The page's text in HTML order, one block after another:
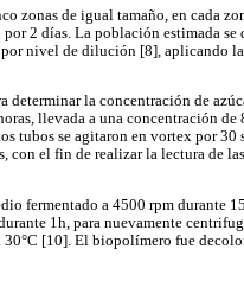
zonas de igual tamaño, en cada
2 días. La población estimada se
por nivel de dilución [8], aplicando
determinar la concentración de
llevada a una concentración de
tubos se agitaron en vortex por 30
el fin de realizar la lectura de
fermentado a 4500 rpm durante
1h, para nuevamente
30°C [10]. El biopolímero fue